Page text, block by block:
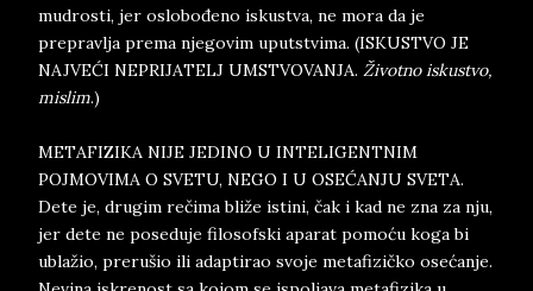
mudrosti, jer oslobođeno iskustva, ne mora da je
prepravlja prema njegovim uputstvima. (ISKUSTVO JE
NAJVEĆI NEPRIJATELJ UMSTVOVANJA. Životno iskustvo,
mislim.)
METAFIZIKA NIJE JEDINO U INTELIGENTNIM
POJMOVIMA O SVETU, NEGO I U OSEĆANJU SVETA.
Dete je, drugim rečima bliže istini, čak i kad ne zna za nju,
jer dete ne poseduje filosofski aparat pomoću koga bi
ublažio, prerušio ili adaptirao svoje metafizičko osećanje.